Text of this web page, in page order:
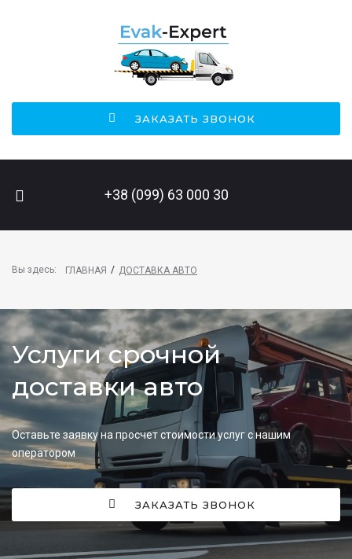
ЗАКАЗАТЬ ЗВОНОК
+38 (099) 63 000 30
Вы здесь: ГЛАВНАЯ / ДОСТАВКА АВТО
Услуги срочной
доставки авто
Оставьте заявку на просчет стоимости услуг с нашим
оператором
ЗАКАЗАТЬ ЗВОНОК
ПОИСК НА САЙТЕ